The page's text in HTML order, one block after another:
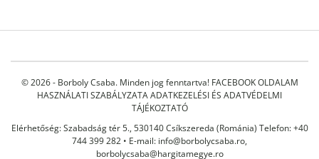
© 2026 - Borboly Csaba. Minden jog fenntartva! FACEBOOK OLDALAM
HASZNÁLATI SZABÁLYZATAADATKEZELÉSI ÉS ADATVÉDELMI
TÁJÉKOZTATÓ
Elérhetőség: Szabadság tér 5., 530140 Csíkszereda (Románia) Telefon: +40
744 399 282 • E-mail: info@borbolycsaba.ro,
borbolycsaba@hargitamegye.ro